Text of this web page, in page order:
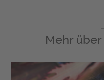
Mehr über